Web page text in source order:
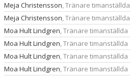
Meja Christensson, Tränare timanställda
Meja Christensson, Tränare timanställda
Moa Hult Lindgren, Tränare timanställda
Moa Hult Lindgren, Tränare timanställda
Moa Hult Lindgren, Tränare timanställda
Moa Hult Lindgren, Tränare timanställda